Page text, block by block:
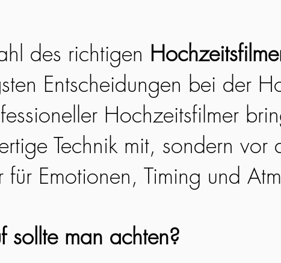
des richtigen
Entscheidungen bei der
Hochzeitsfilmer
Technik mit, sondern vor
für Emotionen, Timing und
sollte man achten?